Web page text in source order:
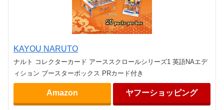
KAYOU NARUTO
ナルト コレクターカード アーススクロールシリーズ1 英語NAエデ
ィション ブースターボックス PRカード付き
Amazon ヤフーショッピング